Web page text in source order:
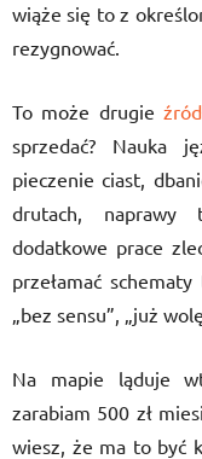
wiąże się to z
rezygnować.
To może drugie
sprzedać? Nauka
pieczenie ciast,
drutach, naprawy
dodatkowe prace
przełamać
„bez sensu”, „już
Na mapie ląduje
zarabiam 500 zł
wiesz, że ma to być